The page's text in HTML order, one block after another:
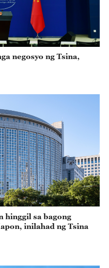
negosyo ng Tsina,
hinggil sa bagong
inilahad ng Tsina